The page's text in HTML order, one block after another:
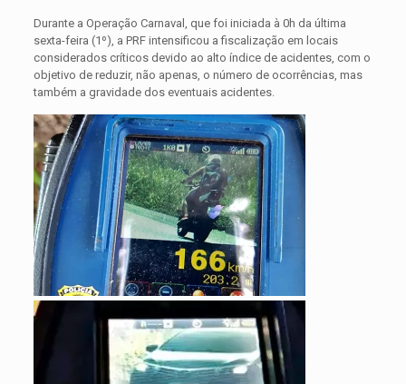
Durante a Operação Carnaval, que foi iniciada à 0h da última
sexta-feira (1º), a PRF intensificou a fiscalização em locais
considerados críticos devido ao alto índice de acidentes, com o
objetivo de reduzir, não apenas, o número de ocorrências, mas
também a gravidade dos eventuais acidentes.